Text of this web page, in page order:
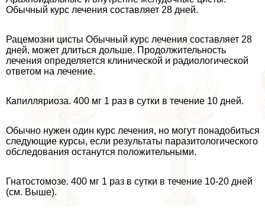
Обычный курс лечения составляет 28 дней.
Рацемозни цисты Обычный курс лечения составляет 28
дней, может длиться дольше. Продолжительность
лечения определяется клинической и радиологической
ответом на лечение.
Капилляриоза. 400 мг 1 раз в сутки в течение 10 дней.
Обычно нужен один курс лечения, но могут понадобиться
следующие курсы, если результаты паразитологического
обследования останутся положительными.
Гнатостомозе. 400 мг 1 раз в сутки в течение 10-20 дней
(см. Выше).